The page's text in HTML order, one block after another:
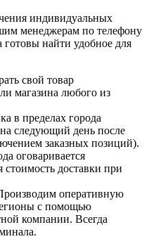
индивидуальных
менеджерам по телефону
найти удобное для
свой товар
магазина любого из
в пределах города
следующий день после
заказных позиций).
оговаривается
доставки при
оперативную
с помощью
компании. Всегда